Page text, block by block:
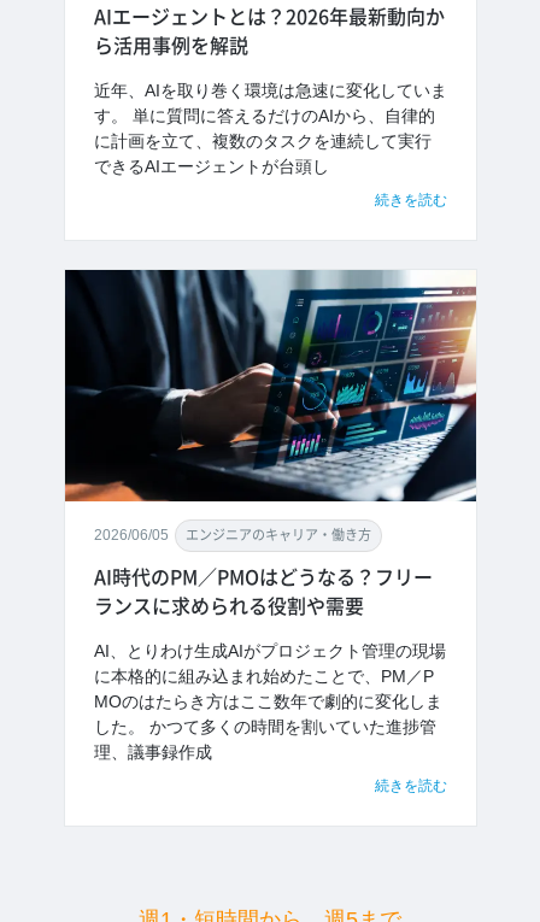
AIエージェントとは？2026年最新動向か
ら活用事例を解説
近年、AIを取り巻く環境は急速に変化していま
す。 単に質問に答えるだけのAIから、自律的
に計画を立て、複数のタスクを連続して実行
できるAIエージェントが台頭し
続きを読む
2026/06/05 エンジニアのキャリア・働き方
AI時代のPM／PMOはどうなる？フリー
ランスに求められる役割や需要
AI、とりわけ生成AIがプロジェクト管理の現場
に本格的に組み込まれ始めたことで、PM／P
MOのはたらき方はここ数年で劇的に変化しま
した。 かつて多くの時間を割いていた進捗管
理、議事録作成
続きを読む